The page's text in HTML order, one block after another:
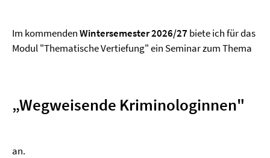
Im kommendenWintersemester 2026/27 biete ich für das
Modul "Thematische Vertiefung" ein Seminar zum Thema
„Wegweisende Kriminologinnen"
an.